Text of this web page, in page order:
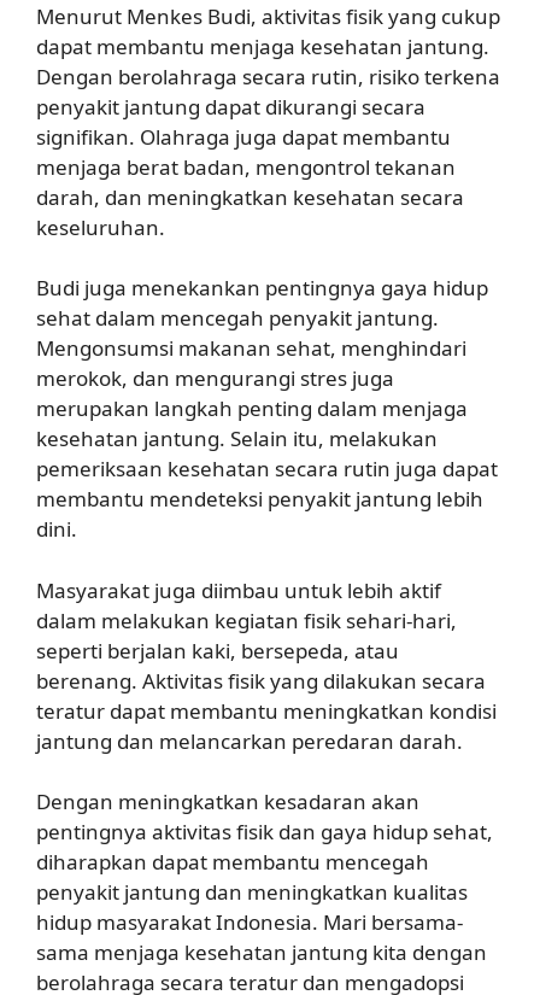
Menurut Menkes Budi, aktivitas fisik yang cukup
dapat membantu menjaga kesehatan jantung.
Dengan berolahraga secara rutin, risiko terkena
penyakit jantung dapat dikurangi secara
signifikan. Olahraga juga dapat membantu
menjaga berat badan, mengontrol tekanan
darah, dan meningkatkan kesehatan secara
keseluruhan.
Budi juga menekankan pentingnya gaya hidup
sehat dalam mencegah penyakit jantung.
Mengonsumsi makanan sehat, menghindari
merokok, dan mengurangi stres juga
merupakan langkah penting dalam menjaga
kesehatan jantung. Selain itu, melakukan
pemeriksaan kesehatan secara rutin juga dapat
membantu mendeteksi penyakit jantung lebih
dini.
Masyarakat juga diimbau untuk lebih aktif
dalam melakukan kegiatan fisik sehari-hari,
seperti berjalan kaki, bersepeda, atau
berenang. Aktivitas fisik yang dilakukan secara
teratur dapat membantu meningkatkan kondisi
jantung dan melancarkan peredaran darah.
Dengan meningkatkan kesadaran akan
pentingnya aktivitas fisik dan gaya hidup sehat,
diharapkan dapat membantu mencegah
penyakit jantung dan meningkatkan kualitas
hidup masyarakat Indonesia. Mari bersama-
sama menjaga kesehatan jantung kita dengan
berolahraga secara teratur dan mengadopsi